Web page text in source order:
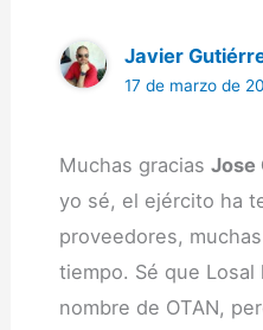
Javier
17 de marzo de
Muchas gracias Jose
yo sé, el ejército ha
proveedores,
tiempo. Sé que Losal
nombre de OTAN,